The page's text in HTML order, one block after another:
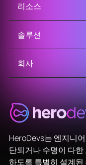
리소스
솔루션
회사
HeroDevs는 엔지니
단되거나 수명이 다
하도록 특별히 설계